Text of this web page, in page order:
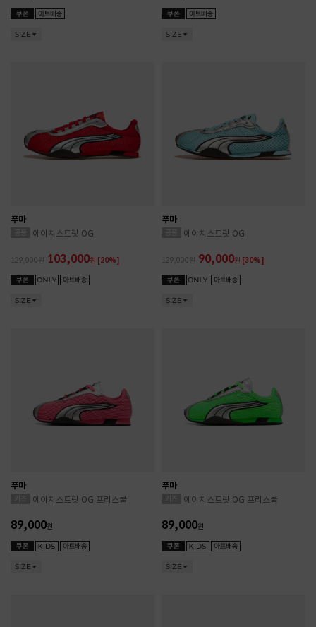
SIZE SIZE
푸마
에이치스트릿 OG
129,000 103,000원 [20%]
SIZE
푸마
에이치스트릿 OG
129,000 90,000원 [30%]
SIZE
푸마
에이치스트릿 OG 프리스쿨
89,000원
SIZE
푸마
에이치스트릿 OG 프리스쿨
89,000원
SIZE